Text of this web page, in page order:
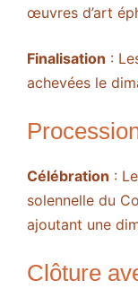
œuvres d’art
Finalisation :
achevées le
Célébration :
solennelle du
ajoutant une
Clôture